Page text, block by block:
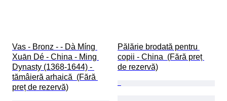
Vas - Bronz - - Dà Míng
Xuān Dé - China - Ming
Dynasty (1368-1644) -
tămâieră arhaică  (Fără
preț de rezervă)
Pălărie brodată pentru
copii - China  (Fără preț
de rezervă)